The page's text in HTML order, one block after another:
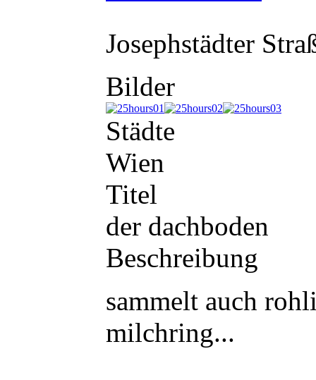
Josephstädter
Bilder
Städte
Wien
Titel
der dachboden
Beschreibung
sammelt auch
milchring...